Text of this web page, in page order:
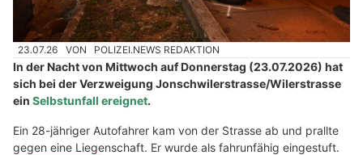
23.07.26 VON POLIZEI.NEWS REDAKTION
In der Nacht von Mittwoch auf Donnerstag (23.07.2026) hat
sich bei der Verzweigung Jonschwilerstrasse/Wilerstrasse
ein Selbstunfall ereignet.
Ein 28-jähriger Autofahrer kam von der Strasse ab und prallte
gegen eine Liegenschaft. Er wurde als fahrunfähig eingestuft.